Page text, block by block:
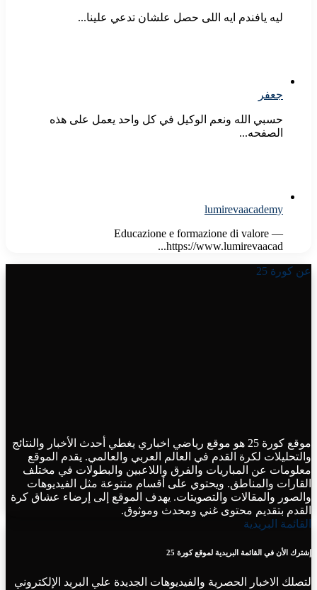
ليه يافندم ايه اللى حصل علشان تدعي علينا...
جعفر
حسبي الله ونعم الوكيل في كل واحد يعمل على هذه
الصفحه...
lumirevaacademy
Educazione e formazione di valore —
https://www.lumirevaacad...
عن كورة 25
موقع كورة 25 هو موقع رياضي اخباري يغطي أحدث الأخبار والنتائج
والتحليلات لكرة القدم في العالم العربي والعالمي. يقدم الموقع
معلومات عن المباريات والفرق واللاعبين والبطولات في مختلف
القارات والمناطق. ويحتوي على أقسام متنوعة مثل الفيديوهات
والصور والمقالات والتصويتات. يهدف الموقع إلى إرضاء عشاق كرة
القدم بتقديم محتوى غني ومحدث وموثوق.
القائمة البريدية
إشترك الأن في القائمة البريدية لموقع كورة 25
لتصلك الاخبار الحصرية والفيديوهات الجديدة علي البريد الإلكتروني